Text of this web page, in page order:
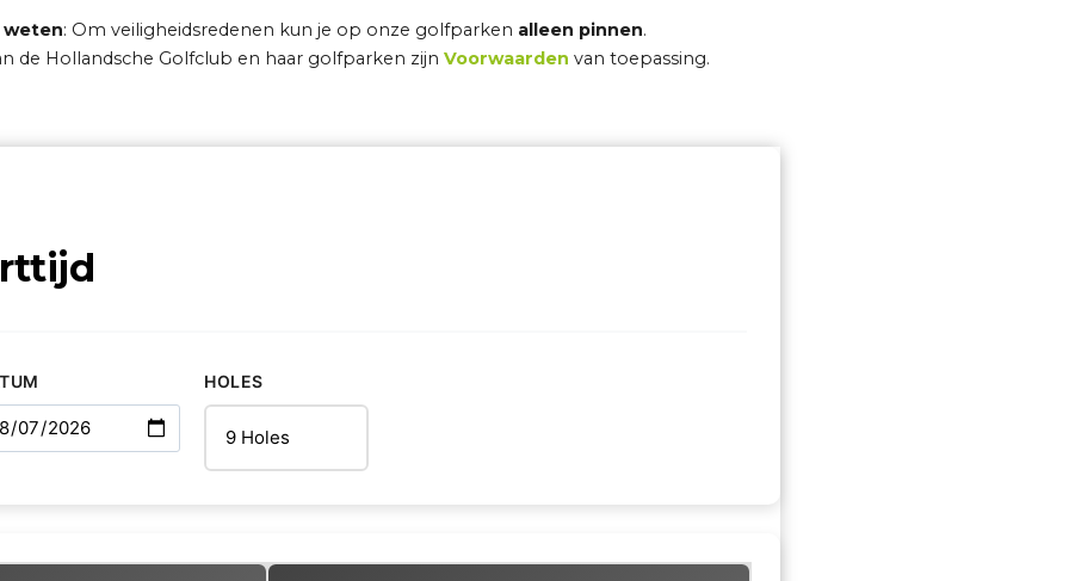
weten: Om veiligheidsredenen kun je op onze golfparken alleen pinnen.
de Hollandsche Golfclub en haar golfparken zijn Voorwaarden van toepassing.
HOLES